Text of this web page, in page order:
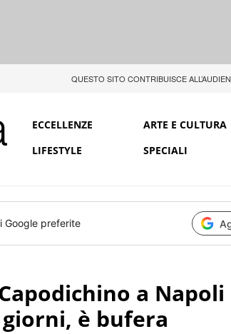
QUESTO SITO CONTRIBUISCE
ECCELLENZE ARTE E CULTURA
LIFESTYLE
SPECIALI
Google preferite
a Napoli
è bufera